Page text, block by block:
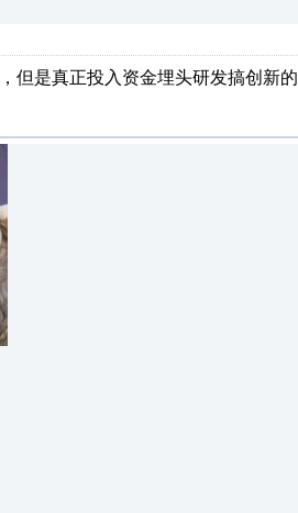
但是真正投入资金埋头研发搞创新